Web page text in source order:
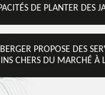
DE PLANTER DES
PROPOSE DES
CHERS DU MARCHÉ À